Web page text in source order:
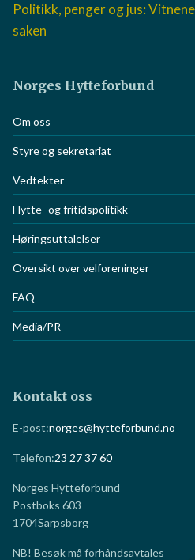
Politikk, penger og jus:
saken
Norges Hytteforbund
Om oss
Styre og sekretariat
Vedtekter
Hytte- og fritidspolitikk
Høringsuttalelser
Oversikt over velforeninger
FAQ
Media/PR
Kontakt oss
E-post:norges@hytteforbund.no
Telefon:23 27 37 60
Norges Hytteforbund
Postboks 603
1704Sarpsborg
NB! Besøk må forhåndsavtales